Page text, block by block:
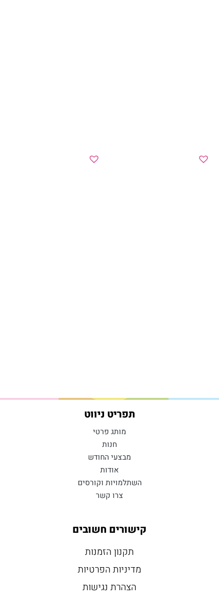
תפריט ניווט
מותג פרטי
חנות
מבצעי החודש
אודות
השתלמויות וקורסים
צרו קשר
קישורים חשובים
תקנון הזמנות
מדיניות הפרטיות
הצהרת נגישות